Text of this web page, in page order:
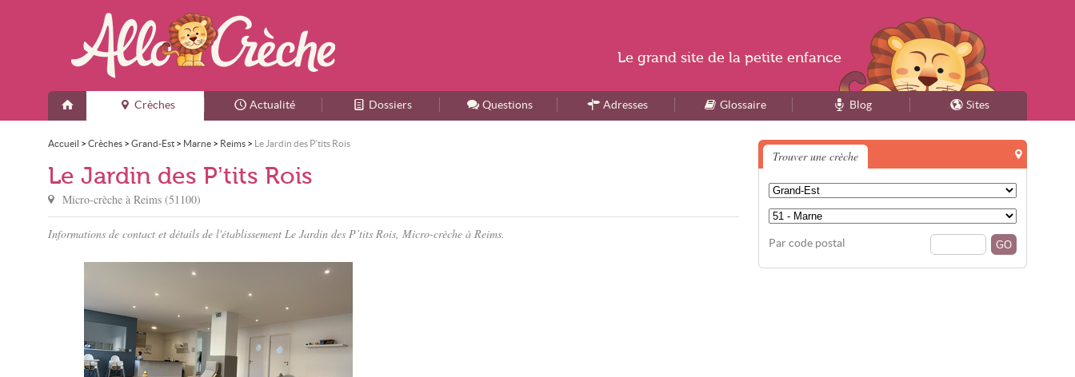
Accueil
Crèches Actualité Dossiers Questions Adresses Glossaire Blog Sites
Accueil > Crèches > Grand-Est > Marne > Reims > Le Jardin des P’tits Rois
Le Jardin des P’tits Rois
Micro-crèche à Reims (51100)
Informations de contact et détails de l'établissement Le Jardin des P’tits Rois, Micro-crèche à Reims.
Trouver une crèche
Par code postal
Le grand site de la petite enfance